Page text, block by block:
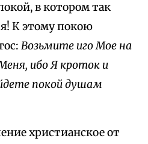
в котором так
К этому покою
Возьмите иго Мое на
ибо Я кроток и
покой душам
христианское от